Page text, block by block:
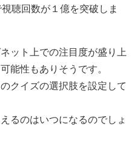
聴回数が１億を突破しま
ット上での注目度が盛り上
能性もありそうです。
クイズの選択肢を設定して
るのはいつになるのでしょ